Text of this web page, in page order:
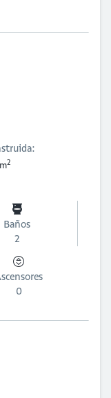
2
Baños
2
0